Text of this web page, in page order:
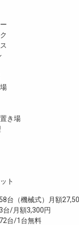
き場
ト
機械式）月額
/月額3,300円
/1台無料